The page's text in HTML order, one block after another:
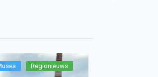
in 2007 […]
Regionieuws